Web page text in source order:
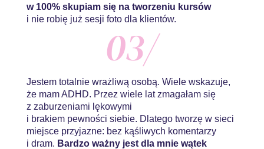
w 100% skupiam się na tworzeniu kursów
i nie robię już sesji foto dla klientów.
03/
Jestem totalnie wrażliwą osobą. Wiele wskazuje,
że mam ADHD. Przez wiele lat zmagałam się
z zaburzeniami lękowymi
i brakiem pewności siebie. Dlatego tworzę w sieci
miejsce przyjazne: bez kąśliwych komentarzy
i dram. Bardzo ważny jest dla mnie wątek